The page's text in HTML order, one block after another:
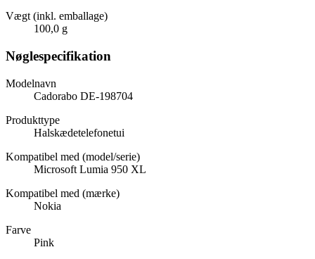
Vægt (inkl. emballage)
100,0 g
Nøglespecifikation
Modelnavn
Cadorabo DE-198704
Produkttype
Halskædetelefonetui
Kompatibel med (model/serie)
Microsoft Lumia 950 XL
Kompatibel med (mærke)
Nokia
Farve
Pink